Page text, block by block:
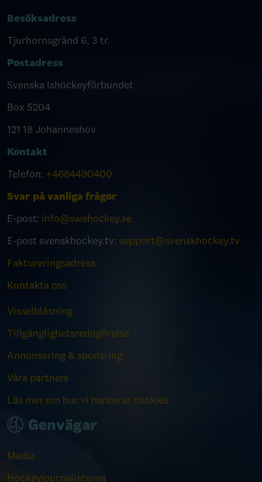
Besöksadress
Tjurhornsgränd 6, 3 tr.
Postadress
Svenska Ishockeyförbundet
Box 5204
121 18 Johanneshov
Kontakt
Telefon: +4684490400
Svar på vanliga frågor
E-post: info@swehockey.se
E-post svenskhockey.tv: support@svenskhockey.tv
Faktureringsadress
Kontakta oss
Visselblåsning
Tillgänglighetsredogörelse
Annonsering & sponsring
Våra partners
Läs mer om hur vi hanterar cookies
Genvägar
Media
Hockeyjournalisterna